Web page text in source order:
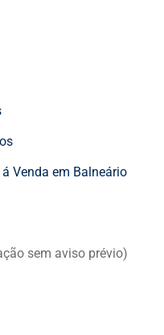
Venda em Balneário
sem aviso prévio)